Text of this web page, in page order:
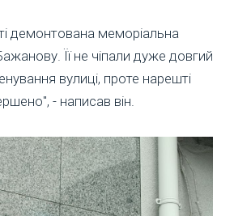
демонтована меморіальна
Її не чіпали дуже довгий
вулиці, проте нарешті
- написав він.